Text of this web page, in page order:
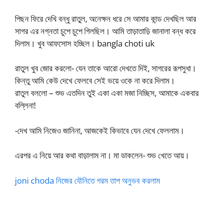
পিছন ফিরে দেখি বন্ধু রাতুল, অনেক্ষন ধরে সে আমার কান্ড দেখছিল আর
সাগর এর নগ্নতা চুপে চুপে গিলছিল। আমি তাড়াতাড়ি জানালা বন্ধ করে
দিলাম। খুব আফসোস হচ্ছিল। bangla choti uk
রাতুল খুব জোর করলো- যেন তাকে আরো দেখতে দিই, সাগরের রূপসুধা।
কিন্তু আমি কেউ দেখে ফেলবে সেই ভয়ে ওকে না করে দিলাম।
রাতুল বললো – শুভ এতদিন তুই একা একা মজা নিচ্ছিস, আমাকে একবার
বল্লিনা!
-দেখ আমি নিজেও জানিনা, আজকেই কিভাবে যেন দেখে ফেললাম।
এরপর এ নিয়ে আর কথা বাড়ালাম না। মা ডাকলেন- শুভ খেতে আয়।
joni choda নিজের যৌনিতে গরম তাপ অনুভব করলাম